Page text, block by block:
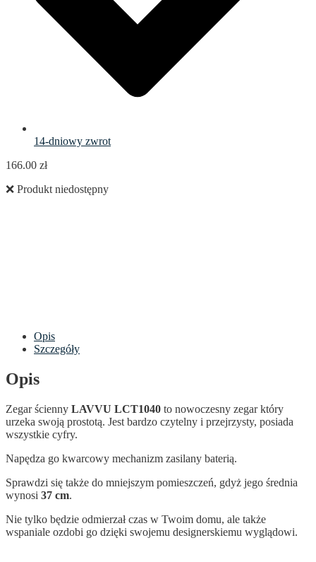
14-dniowy zwrot
166.00 zł
❌ Produkt niedostępny
Opis
Szczegóły
Opis
Zegar ścienny LAVVU LCT1040 to nowoczesny zegar który
urzeka swoją prostotą. Jest bardzo czytelny i przejrzysty, posiada
wszystkie cyfry.
Napędza go kwarcowy mechanizm zasilany baterią.
Sprawdzi się także do mniejszym pomieszczeń, gdyż jego średnia
wynosi 37 cm.
Nie tylko będzie odmierzał czas w Twoim domu, ale także
wspaniale ozdobi go dzięki swojemu designerskiemu wyglądowi.